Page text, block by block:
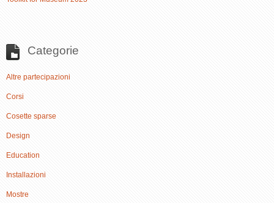
Categorie
Altre partecipazioni
Corsi
Cosette sparse
Design
Education
Installazioni
Mostre